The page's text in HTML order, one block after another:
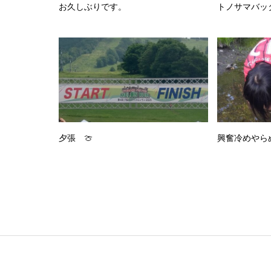
お久しぶりです。 トノサマバッ
夕張 🍈 興奮冷めやら